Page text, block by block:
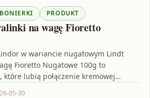
PRODUKT
na wagę Fioretto
w wariancie nugatowym Lindt
Fioretto Nugatowe 100g to
które lubią połączenie kremowej
05-30